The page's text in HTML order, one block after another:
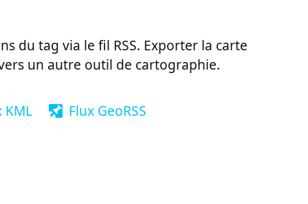
du tag via le fil RSS. Exporter la carte
un autre outil de cartographie.
KML Flux GeoRSS